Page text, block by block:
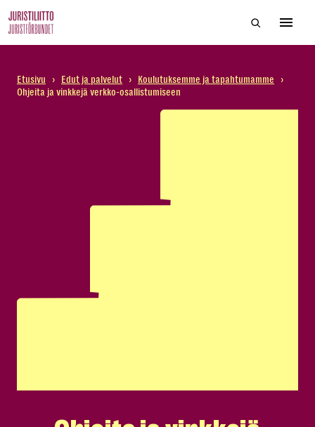
to
Hae
Etusivu › Edut ja palvelut › Koulutuksemme ja tapahtumamme
›
Ohjeita ja vinkkejä verkko-osallistumiseen